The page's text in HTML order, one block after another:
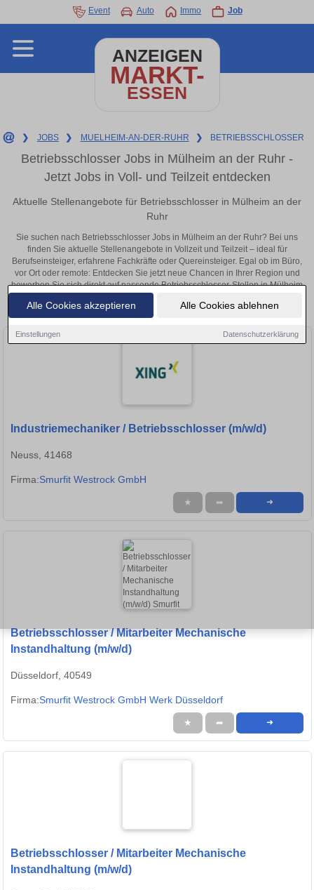
Alle Cookies akzeptieren Alle Cookies ablehnen
Einstellungen Datenschutzerklärung
Event Auto Immo Job
ANZEIGEN
MARKT-
ESSEN
❯ JOBS ❯ MUELHEIM-AN-DER-RUHR ❯ BETRIEBSSCHLOSSER
Betriebsschlosser Jobs in Mülheim an der Ruhr -
Jetzt Jobs in Voll- und Teilzeit entdecken
Aktuelle Stellenangebote für Betriebsschlosser in Mülheim an der
Ruhr
Sie suchen nach Betriebsschlosser Jobs in Mülheim an der Ruhr? Bei uns
finden Sie aktuelle Stellenangebote in Vollzeit und Teilzeit – ideal für
Berufseinsteiger, erfahrene Fachkräfte oder Quereinsteiger. Egal ob im Büro,
vor Ort oder remote: Entdecken Sie jetzt neue Chancen in Ihrer Region und
bewerben Sie sich direkt auf passende Betriebsschlosser-Stellen in Mülheim
an der Ruhr!
Industriemechaniker / Betriebsschlosser (m/w/d)
Neuss, 41468
Firma:Smurfit Westrock GmbH
★ ➦ ➜
Betriebsschlosser / Mitarbeiter Mechanische
Instandhaltung (m/w/d)
Düsseldorf, 40549
Firma:Smurfit Westrock GmbH Werk Düsseldorf
★ ➦ ➜
Betriebsschlosser / Mitarbeiter Mechanische
Instandhaltung (m/w/d)